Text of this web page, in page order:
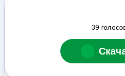
39